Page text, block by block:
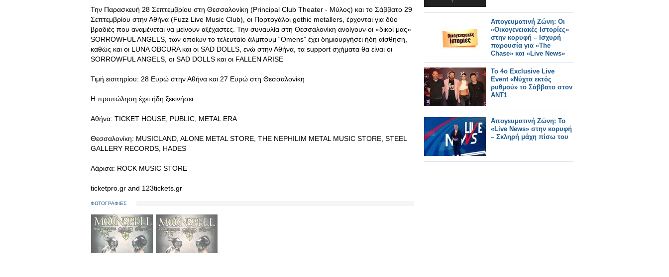
Την Παρασκευή 28 Σεπτεμβρίου στη Θεσσαλονίκη (Principal Club Theater - Μύλος) και το Σάββατο 29
Σεπτεμβρίου στην Αθήνα (Fuzz Live Music Club), οι Πορτογάλοι gothic metallers, έρχονται για δύο
βραδιές που αναμένεται να μείνουν αξέχαστες. Την συναυλία στη Θεσσαλονίκη ανοίγουν οι «δικοί μας»
SORROWFUL ANGELS, των οποίων το τελευταίο άλμπουμ “Omens” έχει δημιουργήσει ήδη αίσθηση,
καθώς και οι LUNA OBCURA και οι SAD DOLLS, ενώ στην Αθήνα, τα support σχήματα θα είναι οι
SORROWFUL ANGELS, οι SAD DOLLS και οι FALLEN ARISE
Τιμή εισιτηρίου: 28 Ευρώ στην Αθήνα και 27 Ευρώ στη Θεσσαλονίκη
Η προπώληση έχει ήδη ξεκινήσει:
Αθήνα: TICKET HOUSE, PUBLIC, METAL ERA
Θεσσαλονίκη: MUSICLAND, ALONE METAL STORE, THE NEPHILIM METAL MUSIC STORE, STEEL
GALLERY RECORDS, HADES
Λάρισα: ROCK MUSIC STORE
ticketpro.gr and 123tickets.gr
ΦΩΤΟΓΡΑΦΙΕΣ
Απογευματινή Ζώνη: Οι
«Οικογενειακές Ιστορίες»
στην κορυφή – Ισχυρή
παρουσία για «The
Chase» και «Live News»
Το 4ο Exclusive Live
Event «Νύχτα εκτός
ρυθμού» το Σάββατο στον
ΑΝΤ1
Απογευματινή Ζώνη: Το
«Live News» στην κορυφή
– Σκληρή μάχη πίσω του